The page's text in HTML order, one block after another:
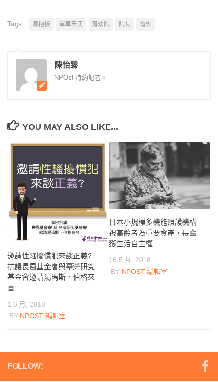
Tags: 周抱樸 單車天使 育幼院 院長 電影
陳怡臻
NPOst 特約記者。
YOU MAY ALSO LIKE...
邀請性騷擾慣犯來談正義?
抗議長風基金會與臺灣研究
基金會邀請湯瑪斯．伯格來
臺
1 6 月, 2018
BY NPOST 編輯室
日本小規模多機能照護機構
視高齡者為重要資產，長輩
獲生活自主權
16 5 月, 2018
BY NPOST 編輯室
FOLLOW: